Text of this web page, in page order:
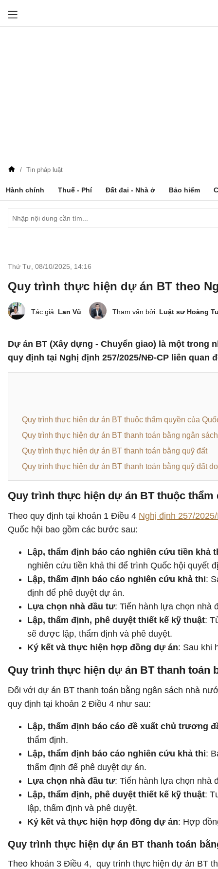
Tin pháp luật
Hành chính Thuế - Phí Đất đai - Nhà ở Bảo hiểm
Thứ Tư, 08/10/2025 14:16
Quy trình thực hiện dự án BT theo
Tác giả: Lan Vũ Tham vấn bởi: Luật sư Hoàng
Dự án BT (Xây dựng - Chuyển giao) là một
quy định tại Nghị định 257/2025/NĐ-CP liên
Quy trình thực hiện dự án BT thuộc thẩm quyền của
Quy trình thực hiện dự án BT thanh toán bằng ngân
Quy trình thực hiện dự án BT thanh toán bằng quỹ đất
Quy trình thực hiện dự án BT thanh toán bằng quỹ đất
Quy trình thực hiện dự án BT thuộc thẩm
Theo quy định tại khoản 1 Điều 4 Nghị định 257/
Quốc hội bao gồm các bước sau:
Lập, thẩm định báo cáo nghiên cứu tiền khả
nghiên cứu tiền khả thi để trình Quốc hội quyết
Lập, thẩm định báo cáo nghiên cứu khả thi:
định để phê duyệt dự án.
Lựa chọn nhà đầu tư: Tiến hành lựa chọn nhà
Lập, thẩm định, phê duyệt thiết kế kỹ thuật:
sẽ được lập, thẩm định và phê duyệt.
Ký kết và thực hiện hợp đồng dự án: Sau khi
Quy trình thực hiện dự án BT thanh toán
Đối với dự án BT thanh toán bằng ngân sách nhà
quy định tại khoản 2 Điều 4 như sau:
Lập, thẩm định báo cáo đề xuất chủ trương
thẩm định.
Lập, thẩm định báo cáo nghiên cứu khả thi:
thẩm định để phê duyệt dự án.
Lựa chọn nhà đầu tư: Tiến hành lựa chọn nhà
Lập, thẩm định, phê duyệt thiết kế kỹ thuật:
lập, thẩm định và phê duyệt.
Ký kết và thực hiện hợp đồng dự án: Hợp
Quy trình thực hiện dự án BT thanh toán
Theo khoản 3 Điều 4, quy trình thực hiện dự án BT